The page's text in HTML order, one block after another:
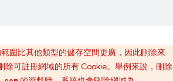
圍比其他類型的儲存空間更廣，因此刪除來
除可註冊網域的所有 Cookie。舉例來說，刪除